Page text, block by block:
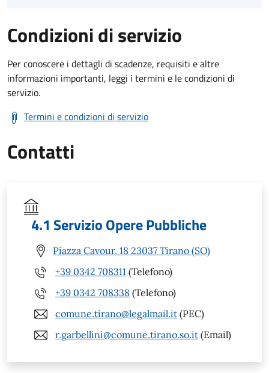
Condizioni di servizio
Per conoscere i dettagli di scadenze, requisiti e altre
informazioni importanti, leggi i termini e le condizioni di
servizio.
Termini e condizioni di servizio
Contatti
4.1 Servizio Opere Pubbliche
Piazza Cavour, 18 23037 Tirano (SO)
+39 0342 708311 (Telefono)
+39 0342 708338 (Telefono)
comune.tirano@legalmail.it (PEC)
r.garbellini@comune.tirano.so.it (Email)